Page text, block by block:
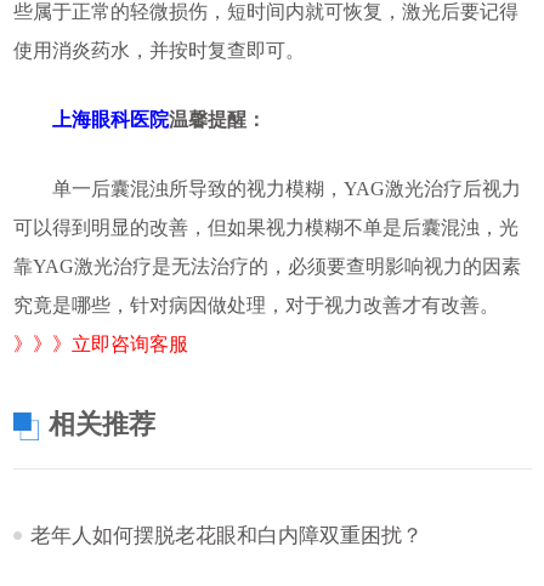
些属于正常的轻微损伤，短时间内就可恢复，激光后要记得
使用消炎药水，并按时复查即可。
上海眼科医院温馨提醒：
单一后囊混浊所导致的视力模糊，YAG激光治疗后视力
可以得到明显的改善，但如果视力模糊不单是后囊混浊，光
靠YAG激光治疗是无法治疗的，必须要查明影响视力的因素
究竟是哪些，针对病因做处理，对于视力改善才有改善。
》》》立即咨询客服
相关推荐
老年人如何摆脱老花眼和白内障双重困扰？